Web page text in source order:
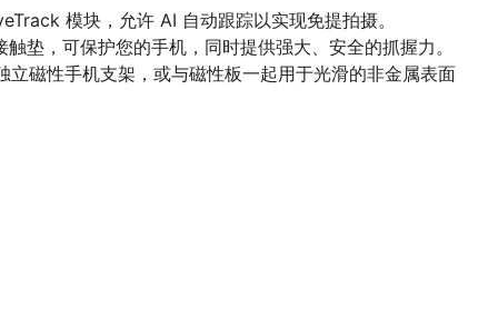
模块，允许 AI 自动跟踪以实现免提拍摄。
垫，可保护您的手机，同时提供强大、安全的抓握力。
立磁性手机支架，或与磁性板一起用于光滑的非金属表面